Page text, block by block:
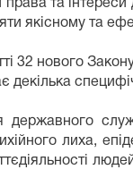
права та
якісному та
32 нового
державного
лиха,